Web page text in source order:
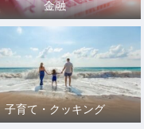
金融
子育て・クッキング